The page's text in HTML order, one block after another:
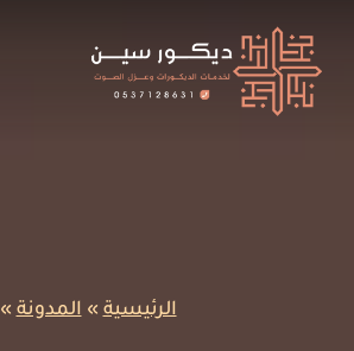
المحتوى
الرئيسية»المدونة»